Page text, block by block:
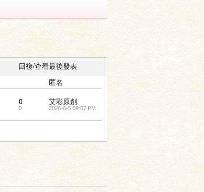
回複/查看最後發表
匿名
0
0
艾彩原創
2026-6-5 09:07 PM